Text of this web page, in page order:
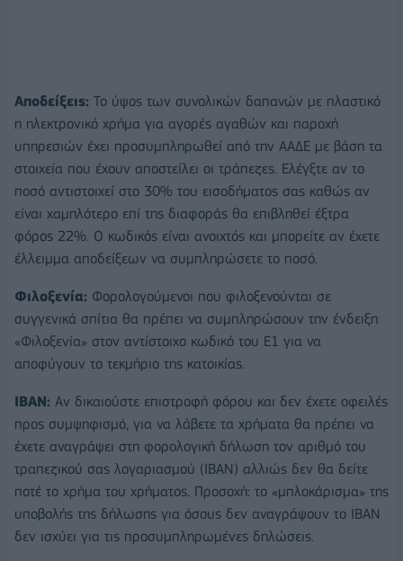
Αποδείξεις: Το ύψος των συνολικών δαπανών με πλαστικό
η ηλεκτρονικό χρήμα για αγορές αγαθών και παροχή
υπηρεσιών έχει προσυμπληρωθεί από την ΑΑΔΕ με βάση τα
στοιχεία που έχουν αποστείλει οι τράπεζες. Ελέγξτε αν το
ποσό αντιστοιχεί στο 30% του εισοδήματος σας καθώς αν
είναι χαμηλότερο επί της διαφοράς θα επιβληθεί έξτρα
φόρος 22%. Ο κωδικός είναι ανοιχτός και μπορείτε αν έχετε
έλλειμμα αποδείξεων να συμπληρώσετε το ποσό.
Φιλοξενία: Φορολογούμενοι που φιλοξενούνται σε
συγγενικά σπίτια θα πρέπει να συμπληρώσουν την ένδειξη
«Φιλοξενία» στον αντίστοιχο κωδικό του Ε1 για να
αποφύγουν το τεκμήριο της κατοικίας.
ΙΒΑΝ: Αν δικαιούστε επιστροφή φόρου και δεν έχετε οφειλές
προς συμψηφισμό, για να λάβετε τα χρήματα θα πρέπει να
έχετε αναγράψει στη φορολογική δήλωση τον αριθμό του
τραπεζικού σας λογαριασμού (ΙΒΑΝ) αλλιώς δεν θα δείτε
ποτέ το χρήμα του χρήματος. Προσοχή: το «μπλοκάρισμα» της
υποβολής της δήλωσης για όσους δεν αναγράψουν το ΙΒΑΝ
δεν ισχύει για τις προσυμπληρωμένες δηλώσεις.